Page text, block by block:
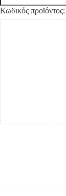
HILUX
KUN25/
KUN26
'05-
'11/
'11-
'15
4WD
XTR/THDCB/THSCB
ΠΙΣΩ
ποσότητα
Κωδικός προϊόντος: